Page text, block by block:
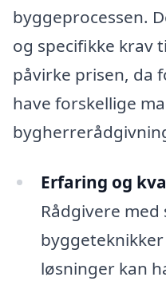
byggeprocessen.
og specifikke krav
påvirke prisen, da
have forskellige
Erfaring og
Rådgivere med
løsninger kan